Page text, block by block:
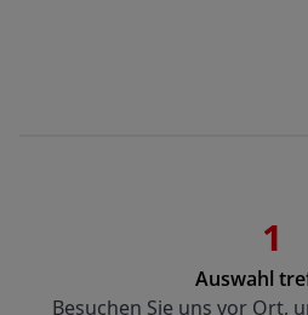
1
Auswahl
Besuchen Sie uns vor Ort,